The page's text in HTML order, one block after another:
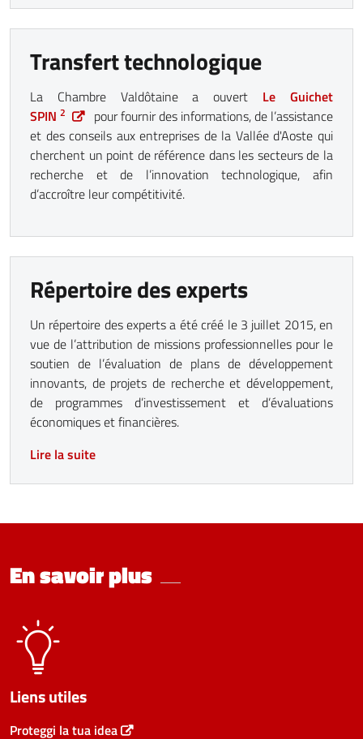
Transfert technologique
La Chambre Valdôtaine a ouvert Le Guichet
SPIN 2
pour fournir des informations, de l’assistance
et des conseils aux entreprises de la Vallée d'Aoste qui
cherchent un point de référence dans les secteurs de la
recherche et de l’innovation technologique, afin
d’accroître leur compétitivité.
Répertoire des experts
Un répertoire des experts a été créé le 3 juillet 2015, en
vue de l’attribution de missions professionnelles pour le
soutien de l’évaluation de plans de développement
innovants, de projets de recherche et développement,
de programmes d’investissement et d’évaluations
économiques et financières.
Lire la suite
En savoir plus
Liens utiles
Proteggi la tua idea